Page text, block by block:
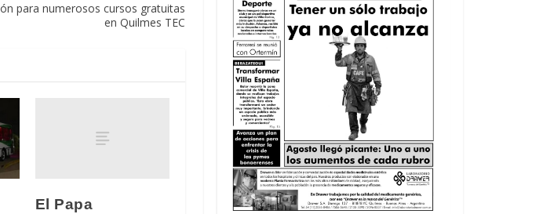
para numerosos cursos gratuitas
en Quilmes TEC
El Papa